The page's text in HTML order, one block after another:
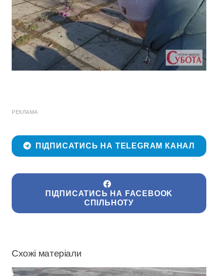
РЕКЛАМА
ПІДПИСАТИСЬ НА TELEGRAM КАНАЛ
ПІДПИСАТИСЬ НА FACEBOOK
СПІЛЬНОТУ
Схожі матеріали